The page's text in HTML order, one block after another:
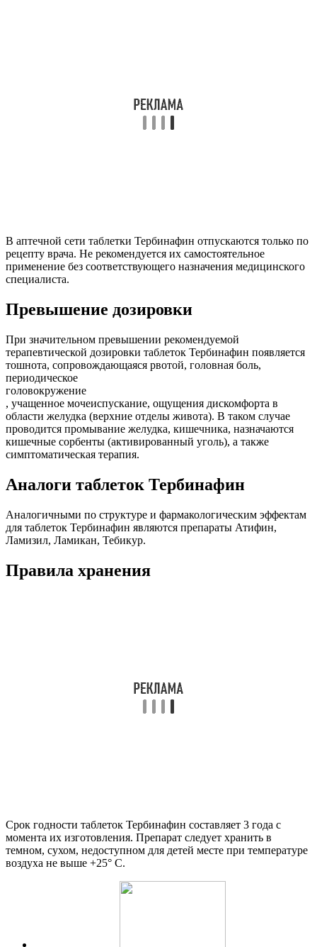
В аптечной сети таблетки Тербинафин отпускаются только по
рецепту врача. Не рекомендуется их самостоятельное
применение без соответствующего назначения медицинского
специалиста.
Превышение дозировки
При значительном превышении рекомендуемой
терапевтической дозировки таблеток Тербинафин появляется
тошнота, сопровождающаяся рвотой, головная боль,
периодическое
головокружение
, учащенное мочеиспускание, ощущения дискомфорта в
области желудка (верхние отделы живота). В таком случае
проводится промывание желудка, кишечника, назначаются
кишечные сорбенты (активированный уголь), а также
симптоматическая терапия.
Аналоги таблеток Тербинафин
Аналогичными по структуре и фармакологическим эффектам
для таблеток Тербинафин являются препараты Атифин,
Ламизил, Ламикан, Тебикур.
Правила хранения
Срок годности таблеток Тербинафин составляет 3 года с
момента их изготовления. Препарат следует хранить в
темном, сухом, недоступном для детей месте при температуре
воздуха не выше +25° С.